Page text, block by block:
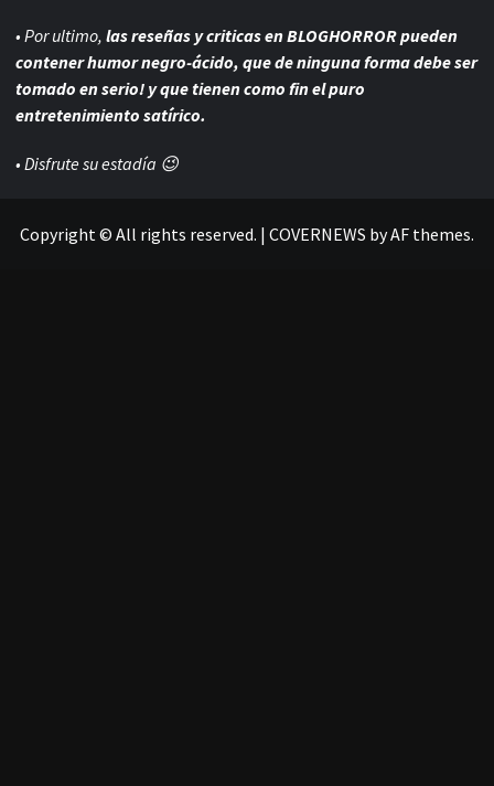
• Por ultimo, las reseñas y criticas en BLOGHORROR pueden
contener humor negro-ácido, que de ninguna forma debe ser
tomado en serio! y que tienen como fin el puro
entretenimiento satírico.
• Disfrute su estadía 😉
Copyright © All rights reserved. | COVERNEWS by AF themes.